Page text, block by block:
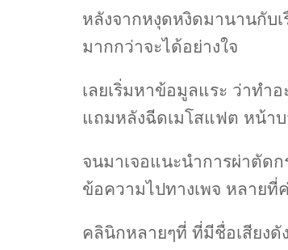
หลังจากหงุดหงิดมานานกับเ
มากกว่าจะได้อย่างใจ
เลยเริ่มหาข้อมูลแระ ว่าทำ
แถมหลังฉีดเมโสแฟต หน้า
จนมาเจอแนะนำการผ่าตัด
ข้อความไปทางเพจ หลายที่
คลินิกหลายๆที่ ที่มีชื่อเสียง